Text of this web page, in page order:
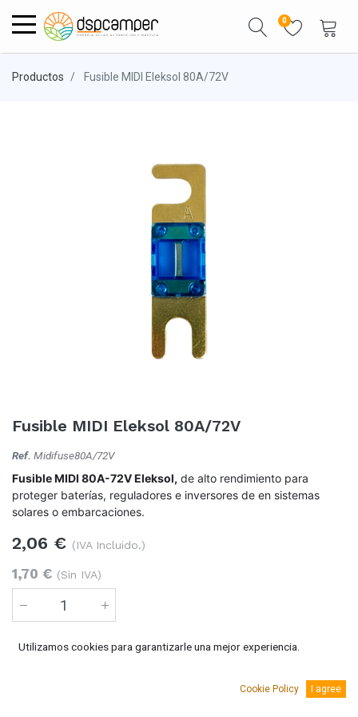
0
Productos Fusible MIDI Eleksol 80A/72V
Fusible MIDI Eleksol 80A/72V
Ref. Midifuse80A/72V
Fusible MIDI 80A-72V Eleksol, de alto rendimiento para
proteger baterías, reguladores e inversores de en sistemas
solares o embarcaciones.
2,06 € (IVA Incluido.)
1,70 € (Sin IVA)
Añadir al carro
Utilizamos cookies para garantizarle una mejor experiencia.
Cookie Policy I agree